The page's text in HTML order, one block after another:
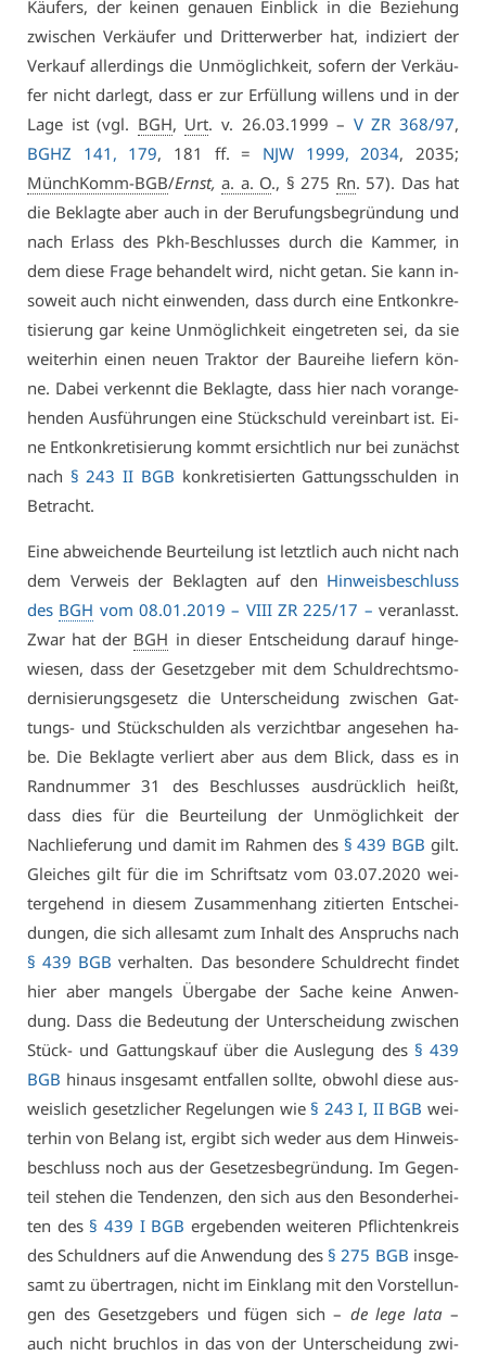
Käu­fers, der kei­nen ge­nau­en Ein­blick in die Be­zie­hung
zwi­schen Ver­käu­fer und Dritter­wer­ber hat, in­di­ziert der
Ver­kauf al­ler­dings die Un­mög­lich­keit, so­fern der Ver­käu­
fer nicht dar­legt, dass er zur Er­fül­lung wil­lens und in der
La­ge ist (vgl. BGH, Urt. v. 26.03.1999 – V ZR 368/97,
BGHZ 141, 179, 181 ff. = NJW 1999, 2034, 2035;
MünchKomm-BGB/Ernst, a. a. O., § 275 Rn. 57). Das hat
die Be­klag­te aber auch in der Be­ru­fungs­be­grün­dung und
nach Er­lass des Pkh-Be­schlus­ses durch die Kam­mer, in
dem die­se Fra­ge be­han­delt wird, nicht ge­tan. Sie kann in­
so­weit auch nicht ein­wen­den, dass durch ei­ne Ent­kon­kre­
ti­sie­rung gar kei­ne Un­mög­lich­keit ein­ge­tre­ten sei, da sie
wei­ter­hin ei­nen neu­en Trak­tor der Bau­rei­he lie­fern kön­
ne. Da­bei ver­kennt die Be­klag­te, dass hier nach vor­an­ge­
hen­den Aus­füh­run­gen ei­ne Stückschuld ver­ein­bart ist. Ei­
ne Ent­kon­kre­ti­sie­rung kommt er­sicht­lich nur bei zu­nächst
nach § 243 II BGB kon­kre­ti­sier­ten Gat­tungs­schul­den in
Be­tracht.
Ei­ne ab­wei­chen­de Be­ur­tei­lung ist letzt­lich auch nicht nach
dem Ver­weis der Be­klag­ten auf den Hin­weis­be­schluss
des BGH vom 08.01.2019 – VI­II ZR 225/17 – ver­an­lasst.
Zwar hat der BGH in die­ser Ent­schei­dung dar­auf hin­ge­
wie­sen, dass der Ge­setz­ge­ber mit dem Schuld­rechts­mo­
der­ni­sie­rungs­ge­setz die Un­ter­schei­dung zwi­schen Gat­
tungs- und Stückschul­den als ver­zicht­bar an­ge­se­hen ha­
be. Die Be­klag­te ver­liert aber aus dem Blick, dass es in
Rand­num­mer 31 des Be­schlus­ses aus­drück­lich heißt,
dass dies für die Be­ur­tei­lung der Un­mög­lich­keit der
Nach­lie­fe­rung und da­mit im Rah­men des § 439 BGB gilt.
Glei­ches gilt für die im Schrift­satz vom 03.07.2020 wei­
ter­ge­hend in die­sem Zu­sam­men­hang zi­tier­ten Ent­schei­
dun­gen, die sich al­le­samt zum In­halt des An­spruchs nach
§ 439 BGB ver­hal­ten. Das be­son­de­re Schuld­recht fin­det
hier aber man­gels Über­ga­be der Sa­che kei­ne An­wen­
dung. Dass die Be­deu­tung der Un­ter­schei­dung zwi­schen
Stück- und Gat­tungs­kauf über die Aus­le­gung des § 439
BGB hin­aus ins­ge­samt ent­fal­len soll­te, ob­wohl die­se aus­
weis­lich ge­setz­li­cher Re­ge­lun­gen wie § 243 I, II BGB wei­
ter­hin von Be­lang ist, er­gibt sich we­der aus dem Hin­weis­
be­schluss noch aus der Ge­set­zes­be­grün­dung. Im Ge­gen­
teil ste­hen die Ten­den­zen, den sich aus den Be­son­der­hei­
ten des § 439 I BGB er­ge­ben­den wei­te­ren Pflich­ten­kreis
des Schuld­ners auf die An­wen­dung des § 275 BGB ins­ge­
samt zu über­tra­gen, nicht im Ein­klang mit den Vor­stel­lun­
gen des Ge­setz­ge­bers und fü­gen sich – de le­ge la­ta–
auch nicht bruch­los in das von der Un­ter­schei­dung zwi­